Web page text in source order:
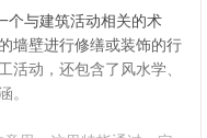
个与建筑活动相关的术
墙壁进行修缮或装饰的行
活动，还包含了风水学、
。